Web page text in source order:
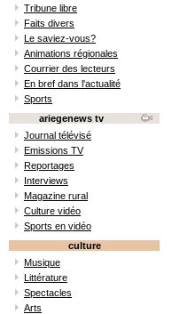
Tribune libre
Faits divers
Le saviez-vous?
Animations régionales
Courrier des lecteurs
En bref dans l'actualité
Sports
ariegenews tv
Journal télévisé
Emissions TV
Reportages
Interviews
Magazine rural
Culture vidéo
Sports en vidéo
culture
Musique
Littérature
Spectacles
Arts